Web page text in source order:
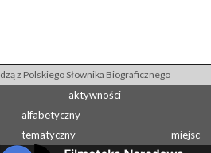
z Polskiego Słownika Biograficznego
aktywności
alfabetyczny
tematyczny
miejsc